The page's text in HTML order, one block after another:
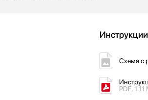
Инструкции
Схема с
PDF,